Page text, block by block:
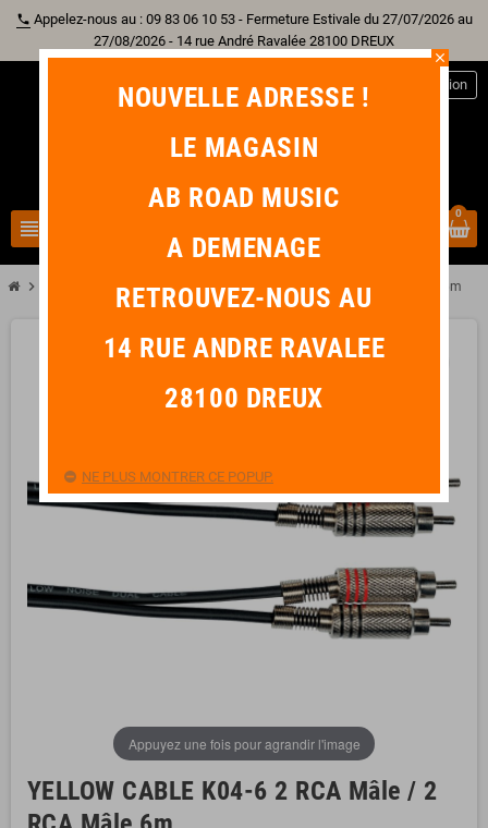
phone Appelez-nous au : 09 83 06 10 53 - Fermeture Estivale du 27/07/2026 au
27/08/2026 - 14 rue André Ravalée 28100 DREUX
view_headline
Connexion
0
chevron_right Sono & Lumièrechevron_right YELLOW CABLE K04-6 2 RCA Mâle / 2 RCA Mâle 6m
Appuyez une fois pour agrandir l'image
YELLOW CABLE K04-6 2 RCA Mâle / 2
close
NOUVELLE ADRESSE !
LE MAGASIN
AB ROAD MUSIC
A DEMENAGE
RETROUVEZ-NOUS AU
14 RUE ANDRE RAVALEE
28100 DREUX
NE PLUS MONTRER CE POPUP.